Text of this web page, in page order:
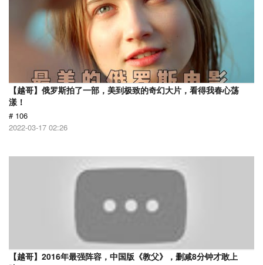
【越哥】俄罗斯拍了一部，美到极致的奇幻大片，看得我春心荡
漾！
# 106
2022-03-17 02:26
【越哥】2016年最强阵容，中国版《教父》，删减8分钟才敢上